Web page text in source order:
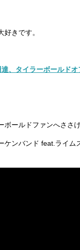
きです。
、タイラーボールド
ボールドファンへささ
ケンバンド feat.ライム